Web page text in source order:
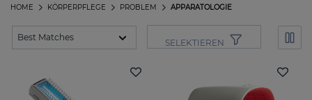
APPARATOLOGIE
PROBLEM
KÖRPERPFLEGE
HOME
SELEKTIEREN